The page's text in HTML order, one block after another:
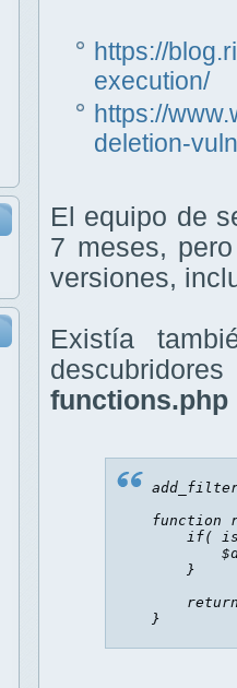
https://
execution/
https://
deletion-
El equipo de
7 meses,
versiones,
Existía
functions.php
function
if(
}
}